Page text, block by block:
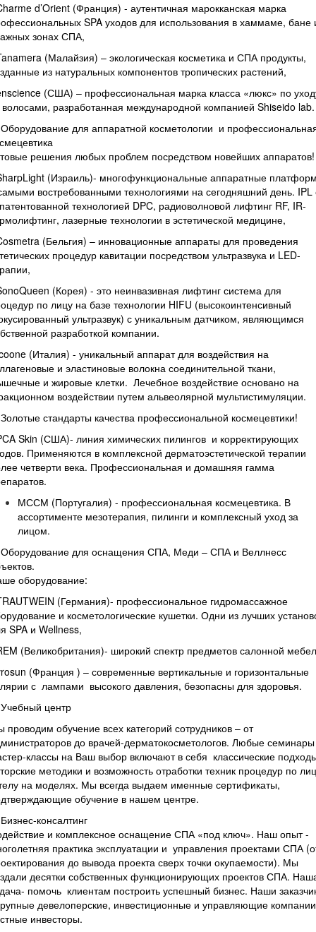
d’Orient (Франция) - аутентичная марокканская марка
SPA уходов для использования в хаммаме, бане
зонах СПА,
(Малайзия) – экологическая косметика и СПА продукты,
из натуральных компонентов тропических растений,
(США) – профессиональная марка класса «люкс» по
волосами, разработанная международной компанией Shiseido lab.
для аппаратной косметологии и
решения любых проблем посредством новейших аппаратов!
(Израиль)- многофункциональные аппаратные
востребованными технологиями на сегодняшний день. IPL
технологией DPC, радиоволновой лифтинг RF, IR-
лазерные технологии в эстетической медицине,
(Бельгия) – инновационные аппараты для проведения
процедур кавитации посредством ультразвука и LED-
(Корея) - это неинвазивная лифтинг система для
по лицу на базе технологии HIFU (высокоинтенсивный
ультразвук) с уникальным датчиком, являющимся
разработкой компании.
(Италия) - уникальный аппарат для воздействия на
и эластиновые волокна соединительной ткани,
и жировые клетки. Лечебное воздействие основано на
воздействии путем альвеолярной мультистимуляции.
стандарты качества профессиональной космецевтики!
Skin (США)- линия химических пилингов и корректирующих
Применяются в комплексной дерматоэстетической терапии
четверти века. Профессиональная и домашняя гамма
МССМ (Португалия) - профессиональная космецевтика. В
ассортименте мезотерапия, пилинги и комплексный уход за
лицом.
для оснащения СПА, Меди – СПА и Веллнесс
оборудование:
(Германия)- профессиональное гидромассажное
и косметологические кушетки. Одни из лучших
SPA и Wellness,
(Великобритания)- широкий спектр предметов салонной
(Франция ) – современные вертикальные и горизонтальные
с лампами высокого давления, безопасны для здоровья.
центр
проводим обучение всех категорий сотрудников – от
до врачей-дерматокосметологов. Любые
классы на Ваш выбор включают в себя классические
методики и возможность отработки техник процедур по
на моделях. Мы всегда выдаем именные сертификаты,
обучение в нашем центре.
консалтинг
и комплексное оснащение СПА «под ключ». Наш опыт -
практика эксплуатации и управления проектами СПА
до вывода проекта сверх точки окупаемости). Мы
десятки собственных функционирующих проектов СПА.
помочь клиентам построить успешный бизнес. Наши
девелоперские, инвестиционные и управляющие
инвесторы.